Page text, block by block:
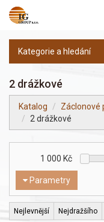
Kategorie a hledání
2 drážkové
Katalog Záclonové
2 drážkové
Parametry
1 000 Kč
Nejlevnější Nejdražšího